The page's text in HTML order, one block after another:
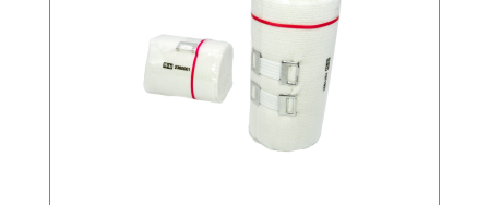
unserem hervorragenden Kundenservice.